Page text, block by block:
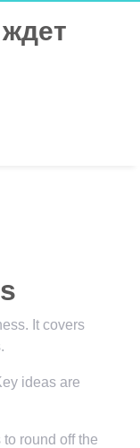
It covers
ideas are
round off the